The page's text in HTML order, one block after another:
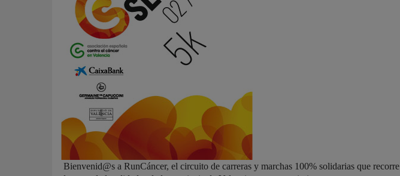
Bienvenid@s a RunCáncer, el circuito de carreras y marchas 100% solidarias que recorre